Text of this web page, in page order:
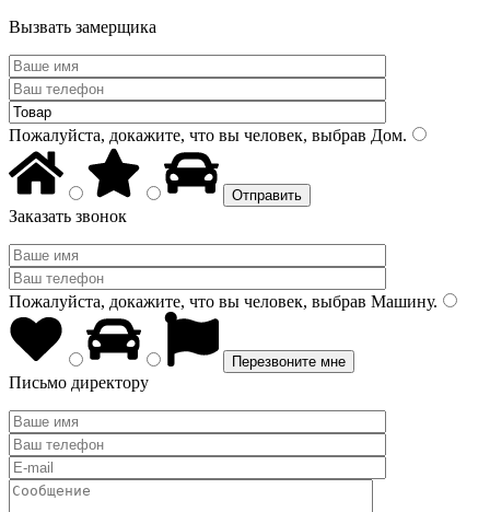
Вызвать замерщика
Пожалуйста, докажите, что вы человек, выбрав Дом.
Заказать звонок
Пожалуйста, докажите, что вы человек, выбрав Машину.
Письмо директору